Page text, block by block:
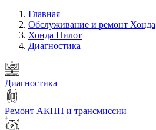
Главная
Обслуживание и ремонт Хонда
Хонда Пилот
Диагностика
Диагностика
Ремонт АКПП и трансмиссии